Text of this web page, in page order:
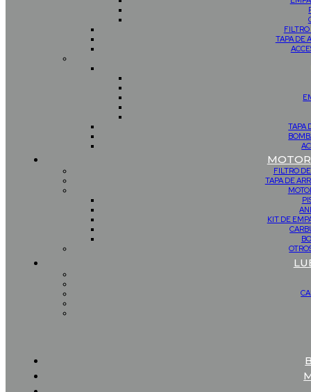
TAPA DE
TAPA
FILTRO
TAPA DE
KIT DE